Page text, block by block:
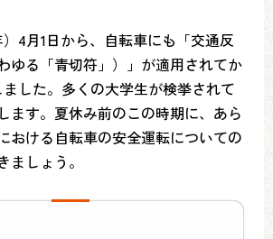
4月1日から、自転車にも「交通反
ゆる「青切符」）」が適用されてか
した。多くの大学生が検挙されて
ます。夏休み前のこの時期に、あら
おける自転車の安全運転についての
ましょう。